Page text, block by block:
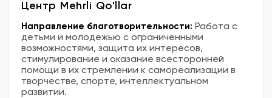
Центр Mehrli Qo'llar
Направление благотворительности: Работа с
детьми и молодежью с ограниченными
возможностями, защита их интересов,
стимулирование и оказание всесторонней
помощи в их стремлении к самореализации в
творчестве, спорте, интеллектуальном
развитии.